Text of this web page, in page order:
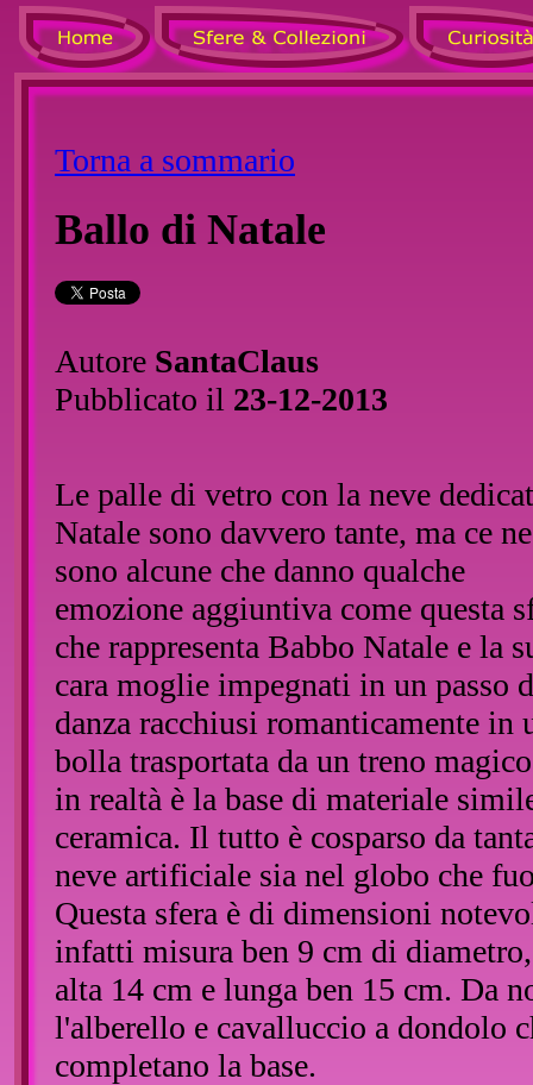
Torna a sommario
Ballo di Natale
Autore SantaClaus
Pubblicato il 23-12-2013
Le palle di vetro con la neve
Natale sono davvero tante, ma ce ne
sono alcune che danno qualche
emozione aggiuntiva come questa
che rappresenta Babbo Natale e la
cara moglie impegnati in un passo
danza racchiusi romanticamente in
bolla trasportata da un treno
in realtà è la base di materiale
ceramica. Il tutto è cosparso da
neve artificiale sia nel globo che
Questa sfera è di dimensioni
infatti misura ben 9 cm di
alta 14 cm e lunga ben 15 cm. Da
l'alberello e cavalluccio a dondolo
completano la base.